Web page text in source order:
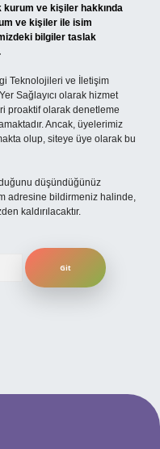
kurum ve kişiler hakkında
ve kişiler ile isim
bilgiler taslak
Teknolojileri ve İletişim
Sağlayıcı olarak hizmet
proaktif olarak denetleme
Ancak, üyelerimiz
olup, siteye üye olarak bu
düşündüğünüz
adresine bildirmeniz halinde,
kaldırılacaktır.